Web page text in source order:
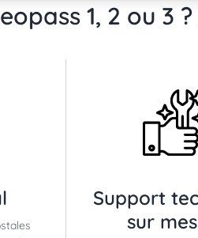
1, 2 ou 3
Support
sur